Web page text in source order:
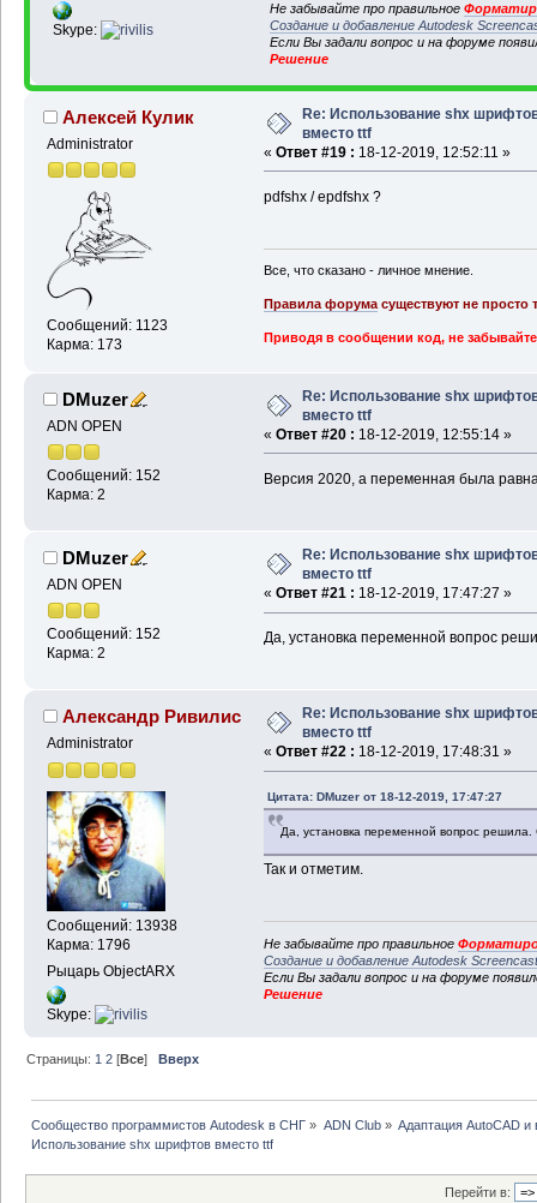
Skype:
Не забывайте про правильное
Создание и добавление Autodesk
Если Вы задали вопрос и на форуме
Решение
Алексей Кулик
Administrator
Сообщений: 1123
Карма: 173
Re: Использование shx
вместо ttf
« Ответ #19 : 18-12-2019, 12:52:11 »
pdfshx / epdfshx ?
Все, что сказано - личное мнение.
Правила форумасуществуют не просто
Приводя в сообщении код, не
DMuzer
ADN OPEN
Сообщений: 152
Карма: 2
Re: Использование shx
вместо ttf
« Ответ #20 : 18-12-2019, 12:55:14 »
Версия 2020, а переменная была
DMuzer
ADN OPEN
Сообщений: 152
Карма: 2
Re: Использование shx
вместо ttf
« Ответ #21 : 18-12-2019, 17:47:27 »
Да, установка переменной вопрос
Александр Ривилис
Administrator
Сообщений: 13938
Карма: 1796
Рыцарь ObjectARX
Skype:
Re: Использование shx
вместо ttf
« Ответ #22 : 18-12-2019, 17:48:31 »
Цитата: DMuzer от 18-12-2019, 17:47:27
Да, установка переменной вопрос решила.
Так и отметим.
Не забывайте про правильное
Создание и добавление Autodesk
Если Вы задали вопрос и на форуме
Решение
Страницы: 1 2 [Все]Вверх
Сообщество программистов Autodesk в СНГ » ADN Club» Адаптация AutoCAD и
Использование shx шрифтов вместо ttf
Перейти в: